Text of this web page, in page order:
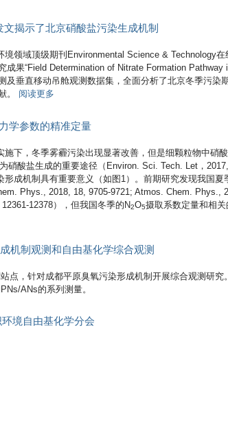
文揭示了北京硝酸盐污染生成机制
境领域顶级期刊Environmental Science & Technology
成果“Field Determination of Nitrate Formation Pathway
及垂直移动吊舱观测数据集，全面分析了北京冬季污染
。
阅读更多有
课
题
在
E
S
&
T
揭
了
北
硝
酸
学参数的精准定量
下，冬季雾霾污染出现显著改善，但是细颗粒物中硝
硝酸盐生成的重要途径（Environ. Sci. Tech. Let，
成机制具有重要意义（如图1）。前期研究发现我国夏
Phys., 2018, 18, 9705-9721; Atmos. Chem. Phys.,
12378），但我国冬季的N2O5摄取系数定量和相
机制观测和自由基化学综合观测
点，针对成都平原臭氧污染形成机制开展综合观测研究
ANs的系列测量。
境自由基化学分会